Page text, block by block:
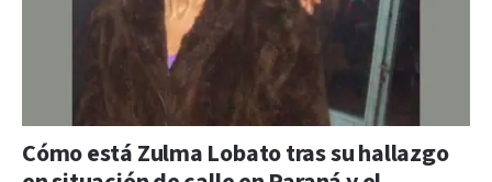
Cómo está Zulma Lobato tras su hallazgo